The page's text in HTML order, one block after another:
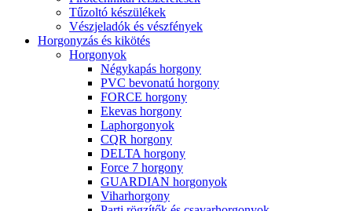
Tűzoltó készülékek
Vészjeladók és vészfények
Horgonyzás és kikötés
Horgonyok
Négykapás horgony
PVC bevonatú horgony
FORCE horgony
Ekevas horgony
Laphorgonyok
CQR horgony
DELTA horgony
Force 7 horgony
GUARDIAN horgonyok
Viharhorgony